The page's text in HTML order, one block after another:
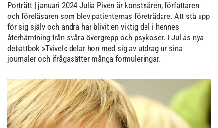
Porträtt | januari 2024 Julia Pivén är konstnären, författaren
och föreläsaren som blev patienternas företrädare. Att stå upp
för sig själv och andra har blivit en viktig del i hennes
återhämtning från svåra övergrepp och psykoser. I Julias nya
debattbok »Tvivel« delar hon med sig av utdrag ur sina
journaler och ifrågasätter många formuleringar.